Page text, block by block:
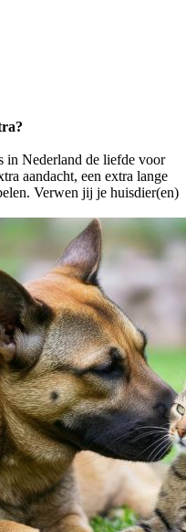
in Nederland de liefde voor
aandacht, een extra lange
Verwen jij je huisdier(en)